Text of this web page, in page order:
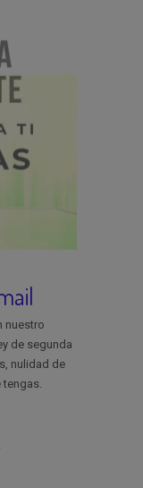
nuestro
de segunda
nulidad de
tengas.